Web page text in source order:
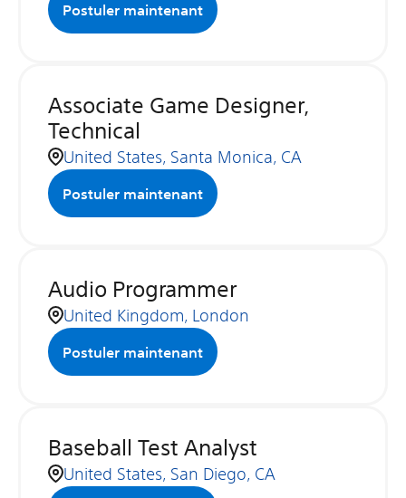
Postuler maintenant
Associate Game Designer,
Technical
United States, Santa Monica, CA
Postuler maintenant
Audio Programmer
United Kingdom, London
Postuler maintenant
Baseball Test Analyst
United States, San Diego, CA